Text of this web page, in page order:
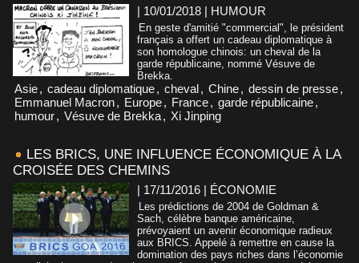
| 10/01/2018 | HUMOUR
En geste d'amitié "commercial", le président
français a offert un cadeau diplomatique à
son homologue chinois: un cheval de la
garde républicaine, nommé Vésuve de
Brekka.
Asie, cadeau diplomatique, cheval, Chine, dessin de presse,
Emmanuel Macron, Europe, France, garde républicaine,
humour, Vésuve de Brekka, Xi Jinping
LES BRICS, UNE INFLUENCE ÉCONOMIQUE À LA
CROISÉE DES CHEMINS
| 17/11/2016 | ÉCONOMIE
Les prédictions de 2004 de Goldman &
Sach, célèbre banque américaine,
prévoyaient un avenir économique radieux
aux BRICS. Appelé à remettre en cause la
domination des pays riches dans l’économie